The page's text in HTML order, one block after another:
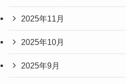
2025年11月
2025年10月
2025年9月